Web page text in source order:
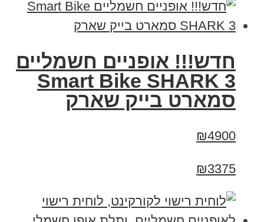
חדש!!! אופניים חשמליים
Smart Bike SHARK 3
סמארט בייק שארק
₪4900
₪3375